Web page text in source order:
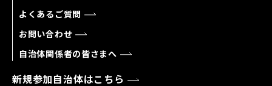
よくあるご質問
お問い合わせ
自治体関係者の皆さまへ
新規参加自治体はこちら